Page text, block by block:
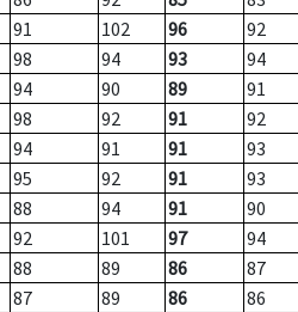
91 102 96
92
98 94 93
94
94 90 89
91
98 92 91
92
94 91 91
93
95 92 91
93
88 94 91
90
92 101 97
94
88 89 86
87
87 89 86
86